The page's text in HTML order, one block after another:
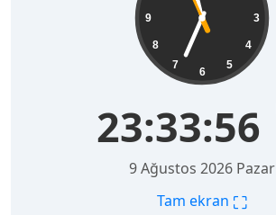
3
4
5
6
7
8
9
23:33:57
9 Ağustos 2026 Pazar
Tam ekran ⛶